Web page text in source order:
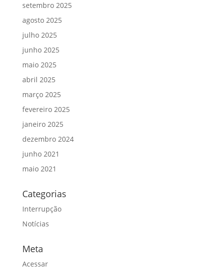
setembro 2025
agosto 2025
julho 2025
junho 2025
maio 2025
abril 2025
março 2025
fevereiro 2025
janeiro 2025
dezembro 2024
junho 2021
maio 2021
Categorias
Interrupção
Notícias
Meta
Acessar